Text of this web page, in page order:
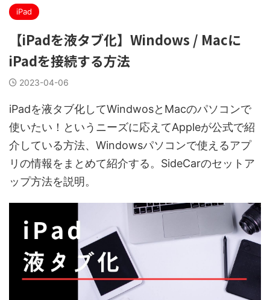
iPad
【iPadを液タブ化】Windows / Macに
iPadを接続する方法
2023-04-06
iPadを液タブ化してWindwosとMacのパソコンで
使いたい！というニーズに応えてAppleが公式で紹
介している方法、Windowsパソコンで使えるアプ
リの情報をまとめて紹介する。SideCarのセットア
ップ方法を説明。